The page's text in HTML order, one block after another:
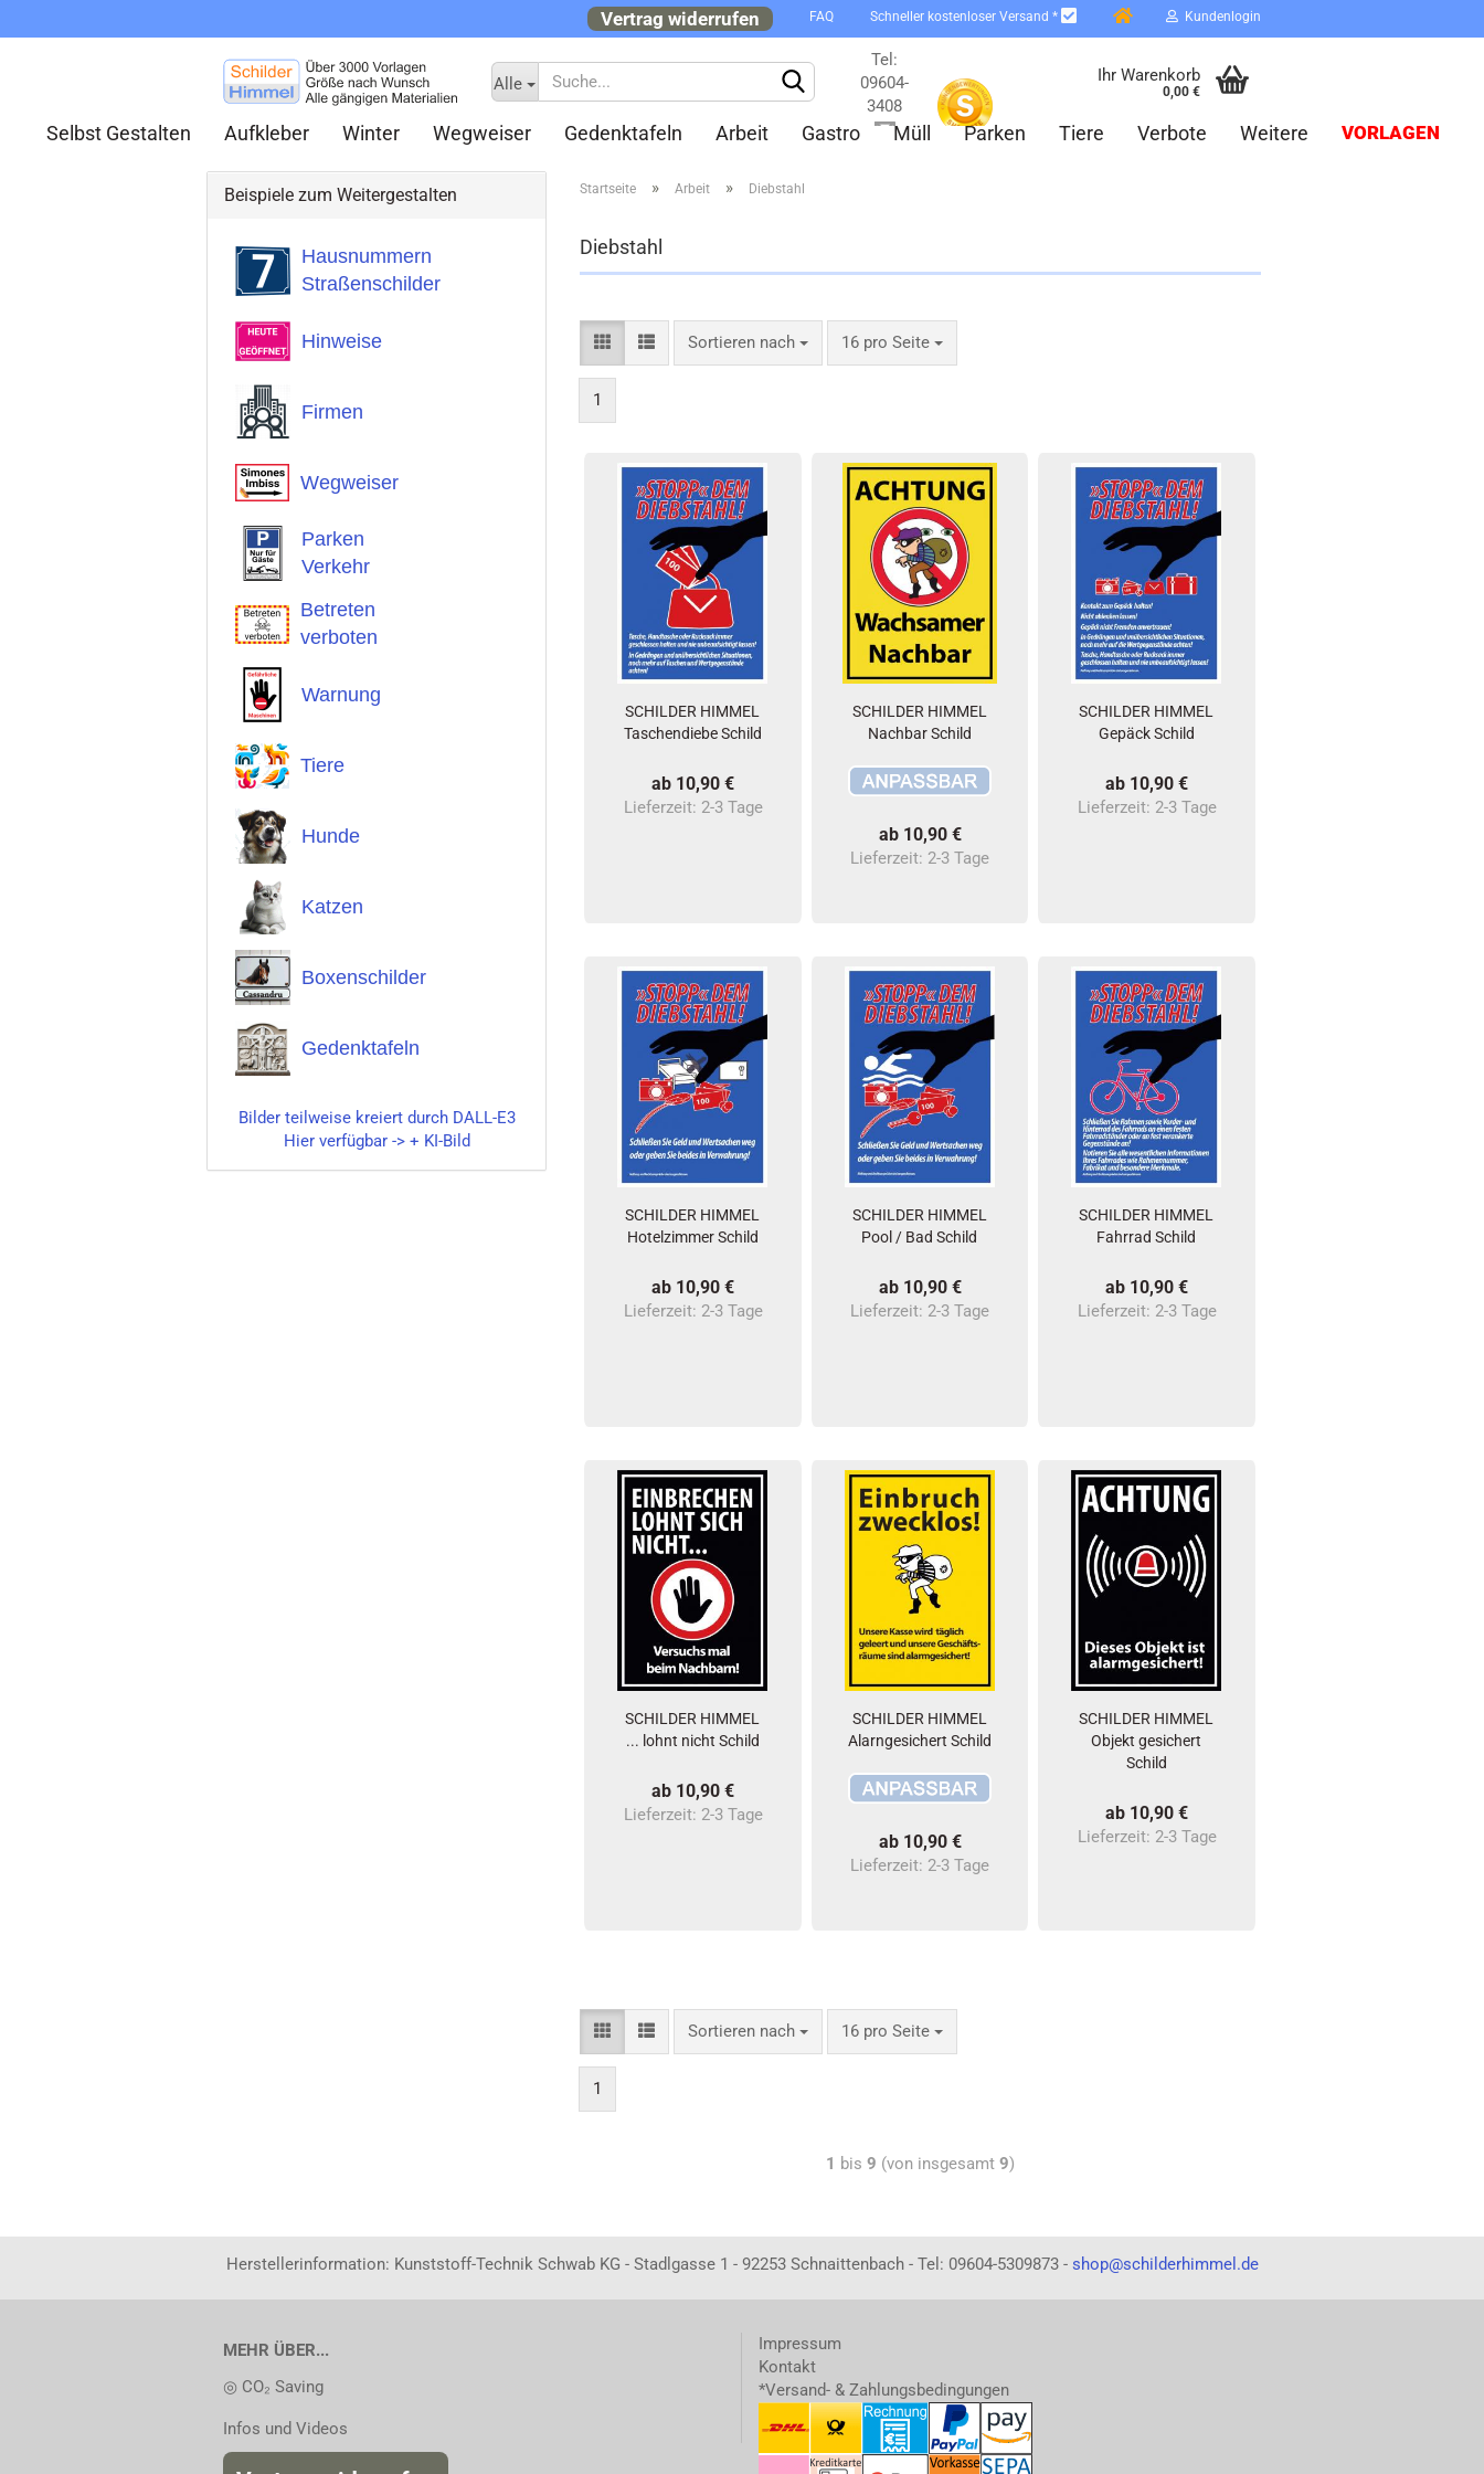
Vertrag widerrufen FAQ Schneller kostenloser Versand * Kundenlogin
Konto erstellen
Alle
Tel:
09604-
3408
Ihr Warenkorb
0,00 €
Selbst Gestalten Aufkleber Winter Wegweiser Gedenktafeln Arbeit Gastro Müll Parken Tiere Verbote VORLAGEN
Weitere
Startseite » Arbeit » Diebstahl
Diebstahl
Sortieren nach 16 pro Seite
1
SCHILDER HIMMEL
Taschendiebe Schild
ab 10,90 €
Lieferzeit: 2-3 Tage
SCHILDER HIMMEL
Nachbar Schild
ab 10,90 €
Lieferzeit: 2-3 Tage
SCHILDER HIMMEL
Gepäck Schild
ab 10,90 €
Lieferzeit: 2-3 Tage
SCHILDER HIMMEL
Hotelzimmer Schild
ab 10,90 €
Lieferzeit: 2-3 Tage
SCHILDER HIMMEL
Pool / Bad Schild
ab 10,90 €
Lieferzeit: 2-3 Tage
SCHILDER HIMMEL
Fahrrad Schild
ab 10,90 €
Lieferzeit: 2-3 Tage
SCHILDER HIMMEL
... lohnt nicht Schild
ab 10,90 €
Lieferzeit: 2-3 Tage
SCHILDER HIMMEL
Alarngesichert Schild
ab 10,90 €
Lieferzeit: 2-3 Tage
SCHILDER HIMMEL
Objekt gesichert
Schild
ab 10,90 €
Lieferzeit: 2-3 Tage
Sortieren nach 16 pro Seite
1
1 bis9 (von insgesamt9)
Beispiele zum Weitergestalten
Hausnummern
Straßenschilder
Hinweise
Firmen
Wegweiser
Parken
Verkehr
Betreten
verboten
Warnung
Tiere
Hunde
Katzen
Boxenschilder
Gedenktafeln
Bilder teilweise kreiert durch DALL-E3
Hier verfügbar -> + KI-Bild
Herstellerinformation: Kunststoff-Technik Schwab KG - Stadlgasse 1 - 92253 Schnaittenbach - Tel: 09604-5309873 - shop@schilderhimmel.de
MEHR ÜBER...
◎ CO₂ Saving
Infos und Videos
Impressum
Kontakt
*Versand- & Zahlungsbedingungen